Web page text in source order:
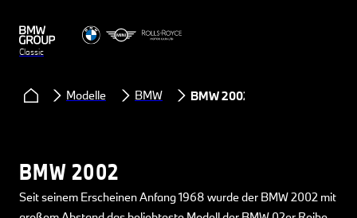
Classic
Modelle BMW BMW 2002
BMW 2002
Seit seinem Erscheinen Anfang 1968 wurde der BMW 2002 mit